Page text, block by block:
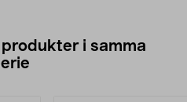
i samma